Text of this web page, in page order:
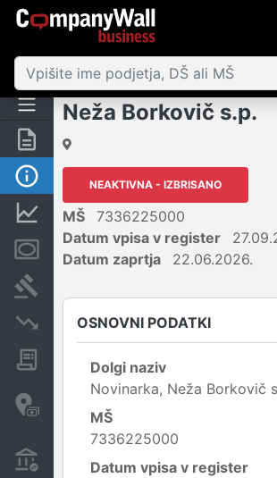
Povzetek
Finančni podatki
Zastavne pravice
Insolvenčni postopki
Javna naročila
Davčne oaze in sumljive
transakcije
proračuna
Neža Borkovič s.p.
NEAKTIVNA - IZBRISANO
MŠ
7336225000
Datum vpisa v register
Datum zaprtja
22.06.2026.
OSNOVNI PODATKI
Dolgi naziv
Novinarka, Neža Borkovič
MŠ
7336225000
Datum vpisa v register